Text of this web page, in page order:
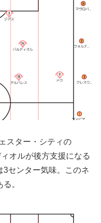
スター・シティの
オルが後方支援になる
3センター気味。このネ
。